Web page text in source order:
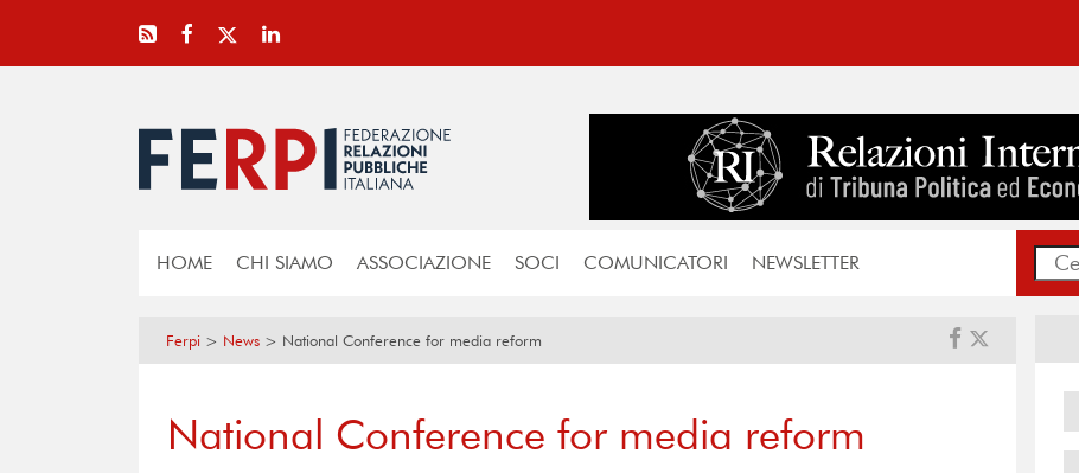
HOME CHI SIAMO ASSOCIAZIONE SOCI COMUNICATORI NEWSLETTER
Ferpi > News > National Conference for media reform
National Conference for media reform